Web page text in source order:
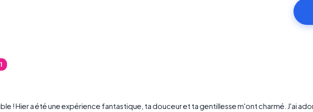
1
! Hier a été une expérience fantastique, ta douceur et ta gentillesse m'ont charmé. J'ai